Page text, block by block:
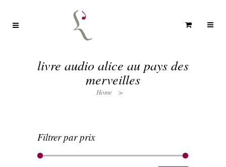
livre audio alice au pays des
merveilles
Home >
Filtrer par prix